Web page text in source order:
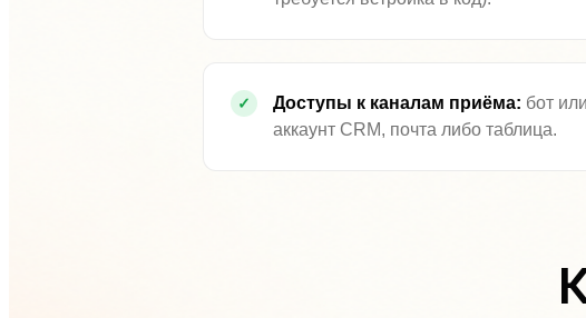
Доступы к каналам приёма: бот
аккаунт CRM, почта либо таблица.